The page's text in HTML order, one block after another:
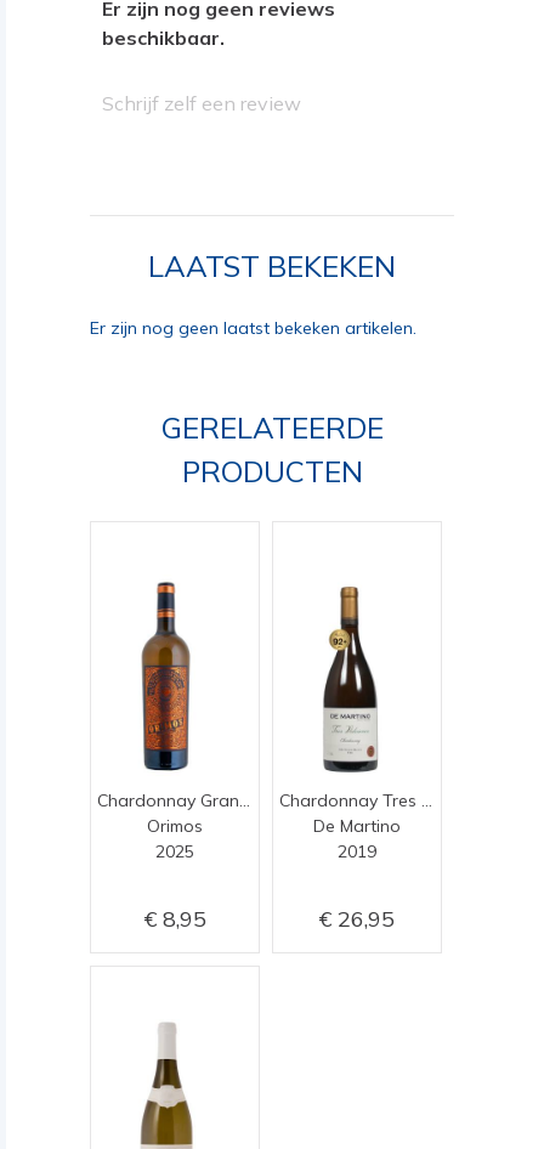
Er zijn nog geen reviews
beschikbaar.
Schrijf zelf een review
LAATST BEKEKEN
Er zijn nog geen laatst bekeken artikelen.
GERELATEERDE
PRODUCTEN
Orimos
2025
8,95
De Martino
2019
26,95